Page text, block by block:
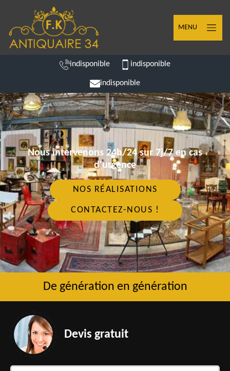
MENU
indisponible indisponible
indisponible
Nous intervenons 24h/24 sur 7j/7 en cas
d'urgence
NOS RÉALISATIONS
CONTACTEZ-NOUS !
De génération en génération
Devis gratuit